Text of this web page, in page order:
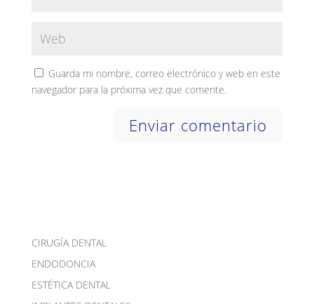
Guarda mi nombre, correo electrónico y web en este
navegador para la próxima vez que comente.
CIRUGÍA DENTAL
ENDODONCIA
ESTÉTICA DENTAL